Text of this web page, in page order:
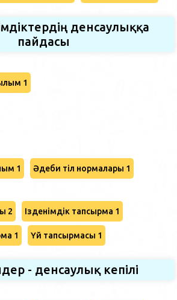
денсаулыққа
пайдасы
1
1 Әдеби тіл нормалары 1
2 Ізденімдік тапсырма 1
1 Үй тапсырмасы 1
- денсаулық кепілі